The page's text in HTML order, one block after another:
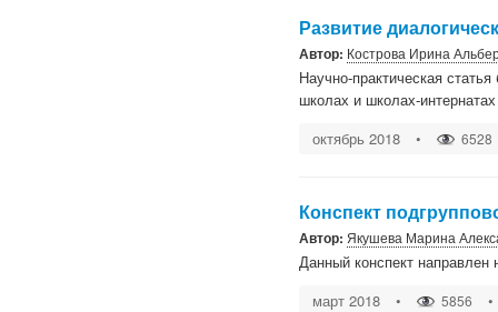
Развитие
Автор: Кострова Ирина
Научно-практическая
школах и школах-
октябрь 2018 • 6528
Конспект
Автор: Якушева Марина
Данный конспект направлен
март 2018 • 5856 •